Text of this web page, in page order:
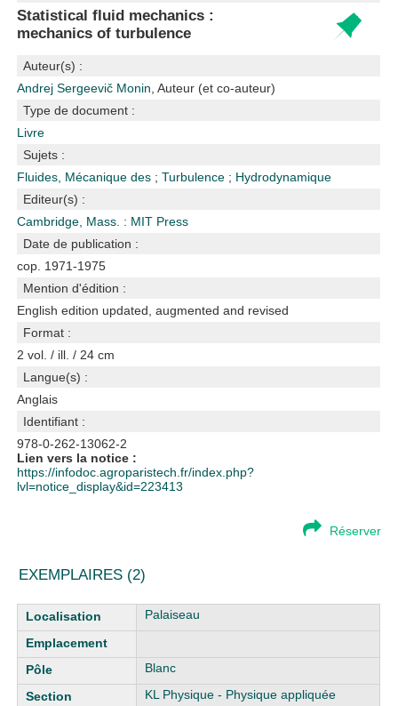
Statistical fluid mechanics :
mechanics of turbulence
Auteur(s) :
Andrej Sergeevič Monin , Auteur (et co-auteur)
Type de document :
Livre
Sujets :
Fluides, Mécanique des ;Turbulence ; Hydrodynamique
Editeur(s) :
Cambridge, Mass. : MIT Press
Date de publication :
cop. 1971-1975
Mention d'édition :
English edition updated, augmented and revised
Format :
2 vol. / ill. / 24 cm
Langue(s) :
Anglais
Identifiant :
978-0-262-13062-2
Lien vers la notice :
https://infodoc.agroparistech.fr/index.php?
lvl=notice_display&id=223413
Réserver
EXEMPLAIRES (2)
Liste des exemplaires Palaiseau
Blanc
KL Physique - Physique appliquée